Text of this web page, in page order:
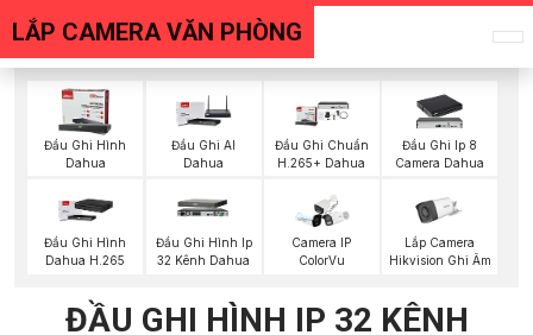
LẮP CAMERA VĂN PHÒNG
Đầu Ghi Hình
Dahua
Đầu Ghi AI
Dahua
Đầu Ghi Chuẩn
H.265+ Dahua
Đầu Ghi Ip 8
Camera Dahua
Đầu Ghi Hình
Dahua H.265
Đầu Ghi Hình Ip
32 Kênh Dahua
Camera IP
ColorVu
Lắp Camera
Hikvision Ghi Âm
ĐẦU GHI HÌNH IP 32 KÊNH